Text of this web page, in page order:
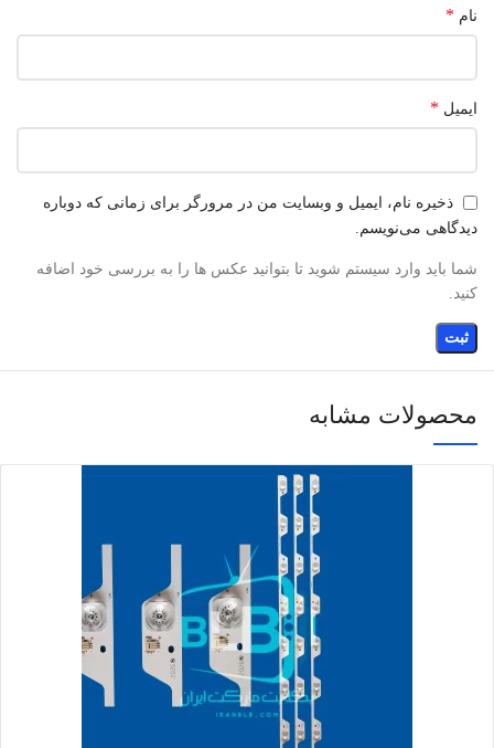
نام *
ایمیل *
ذخیره نام، ایمیل و وبسایت من در مرورگر برای زمانی که دوباره
دیدگاهی می‌نویسم.
شما باید وارد سیستم شوید تا بتوانید عکس ها را به بررسی خود اضافه
کنید.
محصولات مشابه